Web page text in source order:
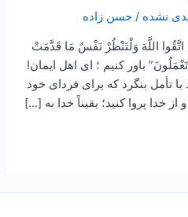
نشده /حسن زاده
اتَّقُوا اللَّهَ وَلْتَنْظُرْ نَفْسٌ مَا قَدَّمَتْ
تَعْمَلُونَ” باور کنیم ؛ ای اهل ایمان!
با تأمل بنگرد که برای فردای خود
خدا پروا کنید؛ یقیناً خدا به […]